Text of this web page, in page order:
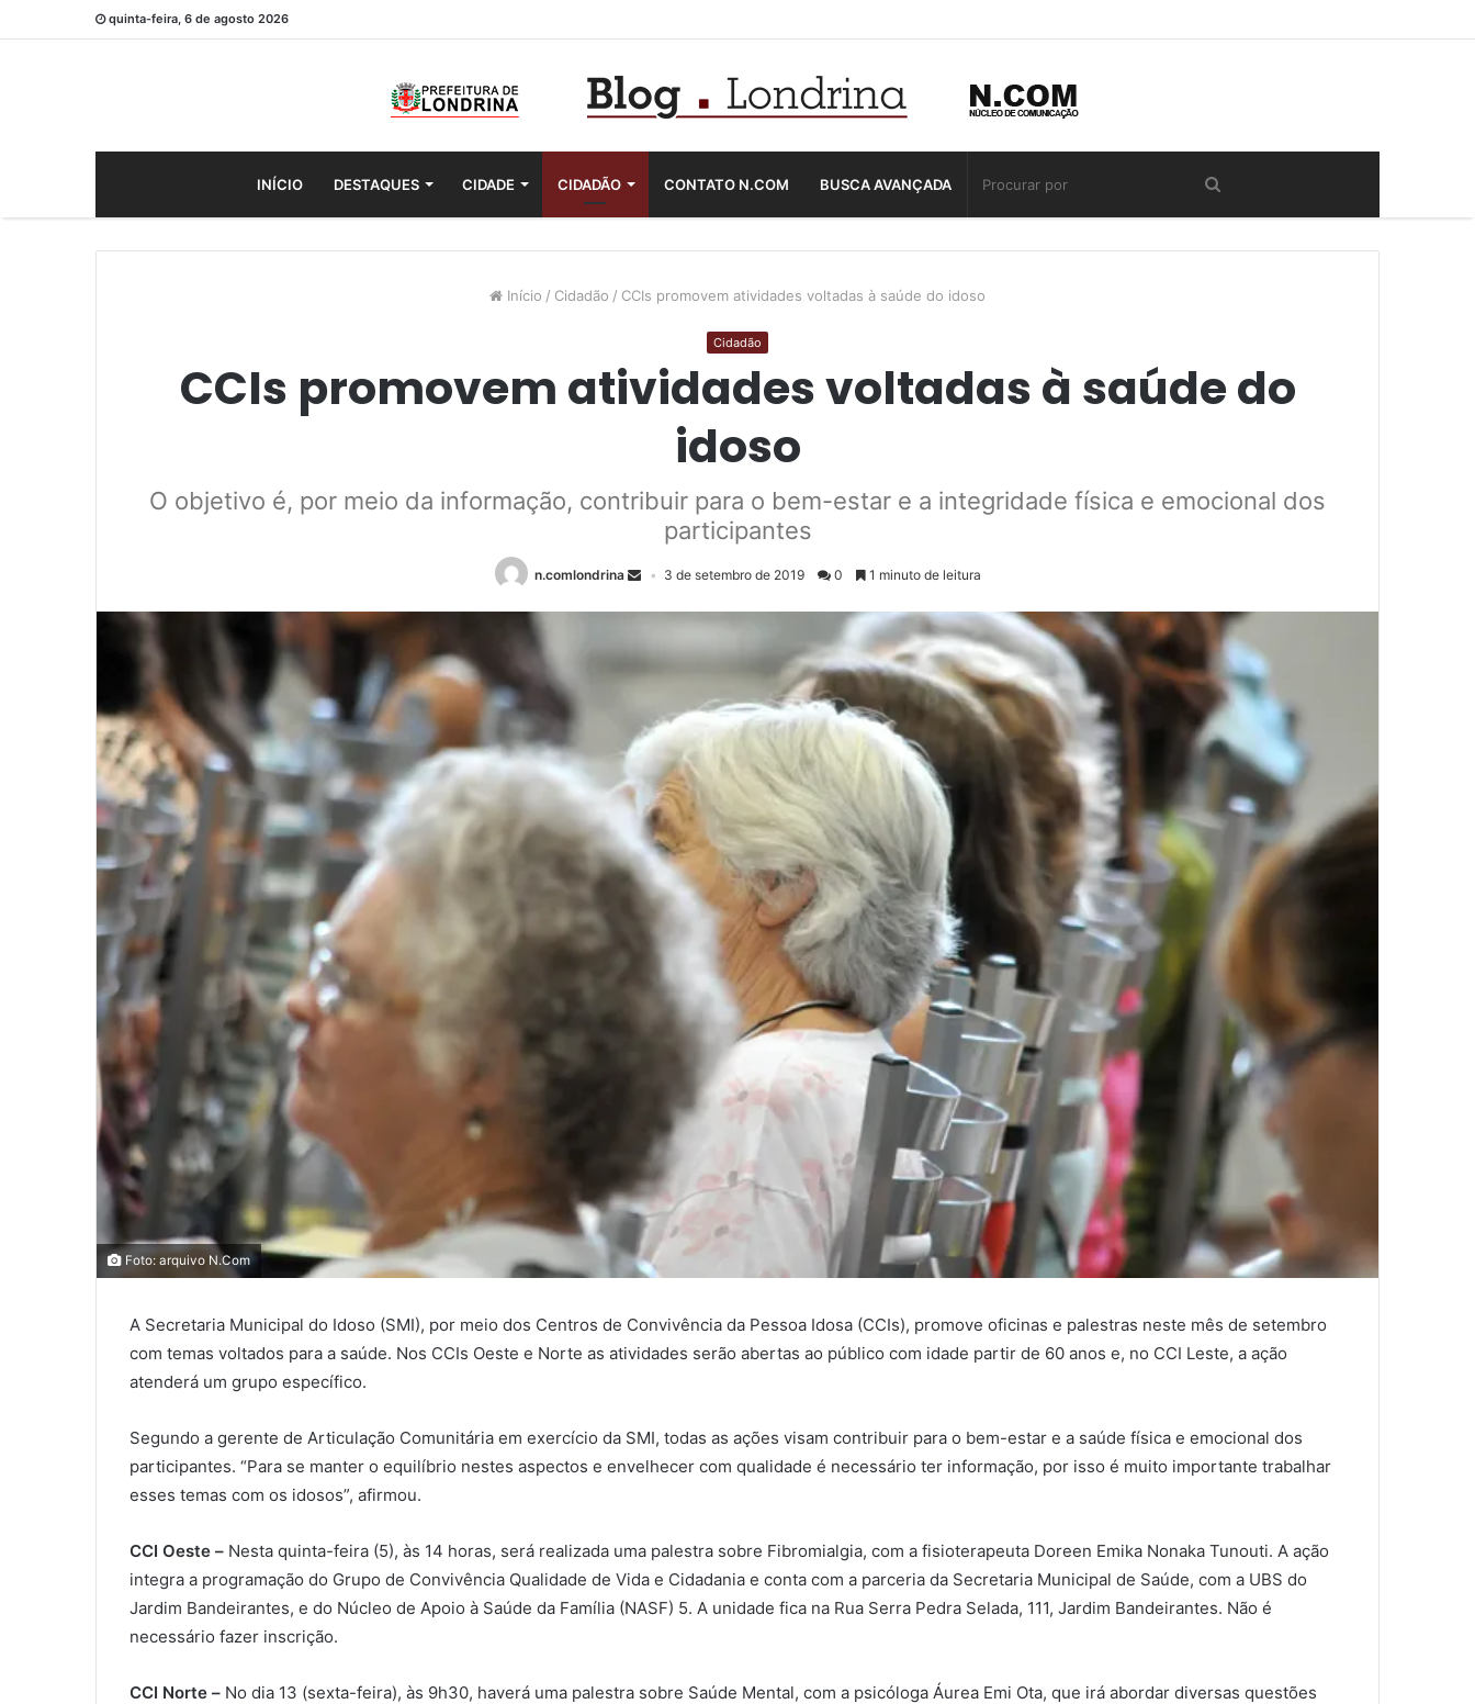
quinta-feira, 6 de agosto 2026
INÍCIO DESTAQUES CIDADE CIDADÃO CONTATO N.COM BUSCA AVANÇADA
Início / Cidadão / CCIs promovem atividades voltadas à saúde do idoso
Cidadão
CCIs promovem atividades voltadas à saúde do
idoso
O objetivo é, por meio da informação, contribuir para o bem-estar e a integridade física e emocional dos
participantes
n.comlondrina 3 de setembro de 2019 0 1 minuto de leitura
Foto: arquivo N.Com
A Secretaria Municipal do Idoso (SMI), por meio dos Centros de Convivência da Pessoa Idosa (CCIs), promove oficinas e palestras neste mês de setembro
com temas voltados para a saúde. Nos CCIs Oeste e Norte as atividades serão abertas ao público com idade partir de 60 anos e, no CCI Leste, a ação
atenderá um grupo específico.
Segundo a gerente de Articulação Comunitária em exercício da SMI, todas as ações visam contribuir para o bem-estar e a saúde física e emocional dos
participantes. “Para se manter o equilíbrio nestes aspectos e envelhecer com qualidade é necessário ter informação, por isso é muito importante trabalhar
esses temas com os idosos”, afirmou.
CCI Oeste – Nesta quinta-feira (5), às 14 horas, será realizada uma palestra sobre Fibromialgia, com a fisioterapeuta Doreen Emika Nonaka Tunouti. A ação
integra a programação do Grupo de Convivência Qualidade de Vida e Cidadania e conta com a parceria da Secretaria Municipal de Saúde, com a UBS do
Jardim Bandeirantes, e do Núcleo de Apoio à Saúde da Família (NASF) 5. A unidade fica na Rua Serra Pedra Selada, 111, Jardim Bandeirantes. Não é
necessário fazer inscrição.
CCI Norte – No dia 13 (sexta-feira), às 9h30, haverá uma palestra sobre Saúde Mental, com a psicóloga Áurea Emi Ota, que irá abordar diversas questões